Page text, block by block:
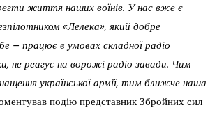
життя наших воїнів. У нас вже є
«Лелека», який добре
– працює в умовах складної радіо
не реагує на ворожі радіо завади. Чим
української армії, тим ближче наша
подію представник Збройних сил